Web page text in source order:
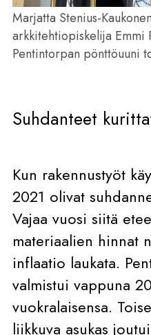
Marjatta Stenius-
arkkitehtiopiskelija Emmi
Pentintorpan pönttöuuni
Suhdanteet
Kun rakennustyöt
2021 olivat
Vajaa vuosi siitä
materiaalien hinnat
inflaatio laukata.
valmistui vappuna
vuokralaisensa.
liikkuva asukas